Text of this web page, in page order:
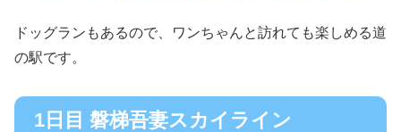
ドッグランもあるので、ワンちゃんと訪れても楽しめる道
の駅です。
1日目 磐梯吾妻スカイライン